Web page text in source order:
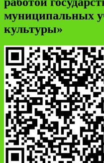
муниципальных
культуры»